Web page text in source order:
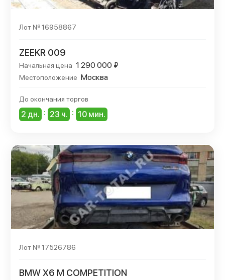
Лот № 16958867
ZEEKR 009
Начальная цена 1 290 000 ₽
Местоположение Москва
До окончания торгов
2 дн. : 23 ч. : 10 мин.
Лот № 17526786
BMW X6 M COMPETITION